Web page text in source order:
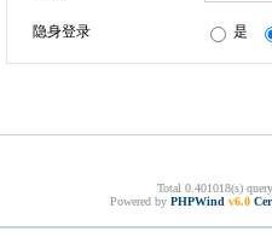
隐身登录 是
Total 0.401018(s)
Powered by PHPWind v6.0